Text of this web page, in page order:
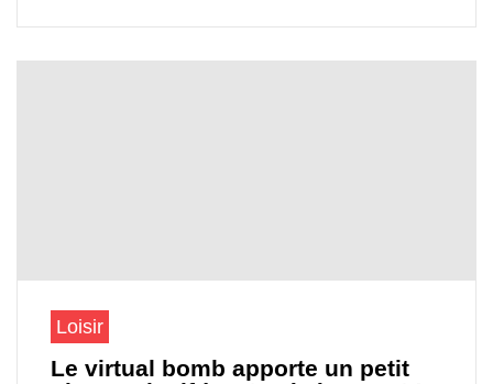
Loisir
Le virtual bomb apporte un petit